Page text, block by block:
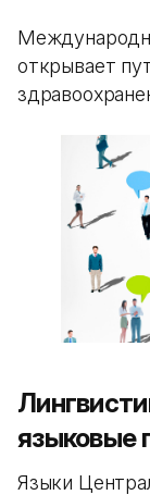
открывает
языковые
Языки